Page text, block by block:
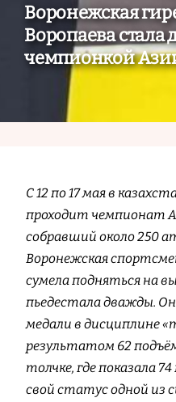
Воронежская
Воропаева стала
чемпионкой
С 12 по 17 мая в
проходит чемпионат
собравший около 250
Воронежская
сумела подняться на
пьедестала дважды.
медали в дисциплине
результатом 62
толчке, где показала
свой статус одной из